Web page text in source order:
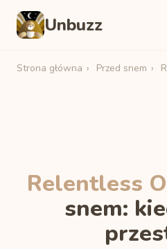
Unbuzz
Strona główna › Przed snem ›
Relentless
snem: